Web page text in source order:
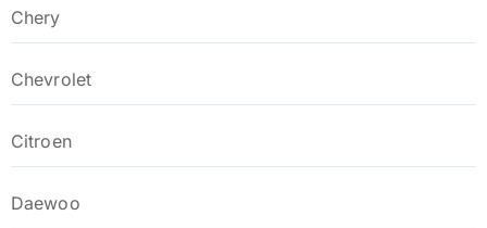
Chery
Chevrolet
Citroen
Daewoo